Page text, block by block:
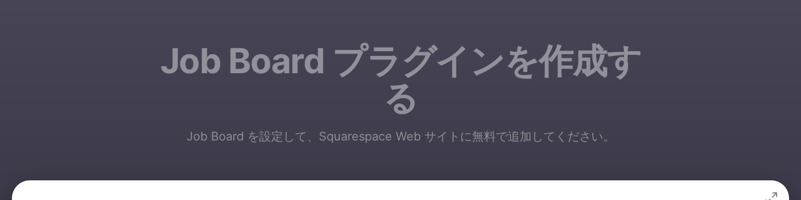
Job Board プラグインを作成す
る
Job Board を設定して、Squarespace Web サイトに無料で追加してください。